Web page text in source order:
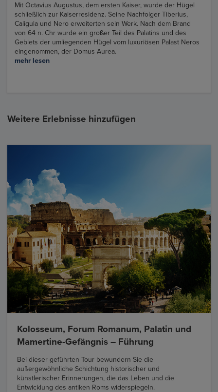
Mit Octavius Augustus, dem ersten Kaiser, wurde der Hügel
schließlich zur Kaiserresidenz. Seine Nachfolger Tiberius,
Caligula und Nero erweiterten sein Werk. Nach dem Brand
von 64 n. Chr wurde ein großer Teil des Palatins und des
Gebiets der umliegenden Hügel vom luxuriösen Palast Neros
eingenommen, der Domus Aurea.
mehr lesen
Weitere Erlebnisse hinzufügen
Kolosseum, Forum Romanum, Palatin und
Mamertine-Gefängnis – Führung
Bei dieser geführten Tour bewundern Sie die
außergewöhnliche Schichtung historischer und
künstlerischer Erinnerungen, die das Leben und die
Entwicklung des antiken Roms widerspiegeln.